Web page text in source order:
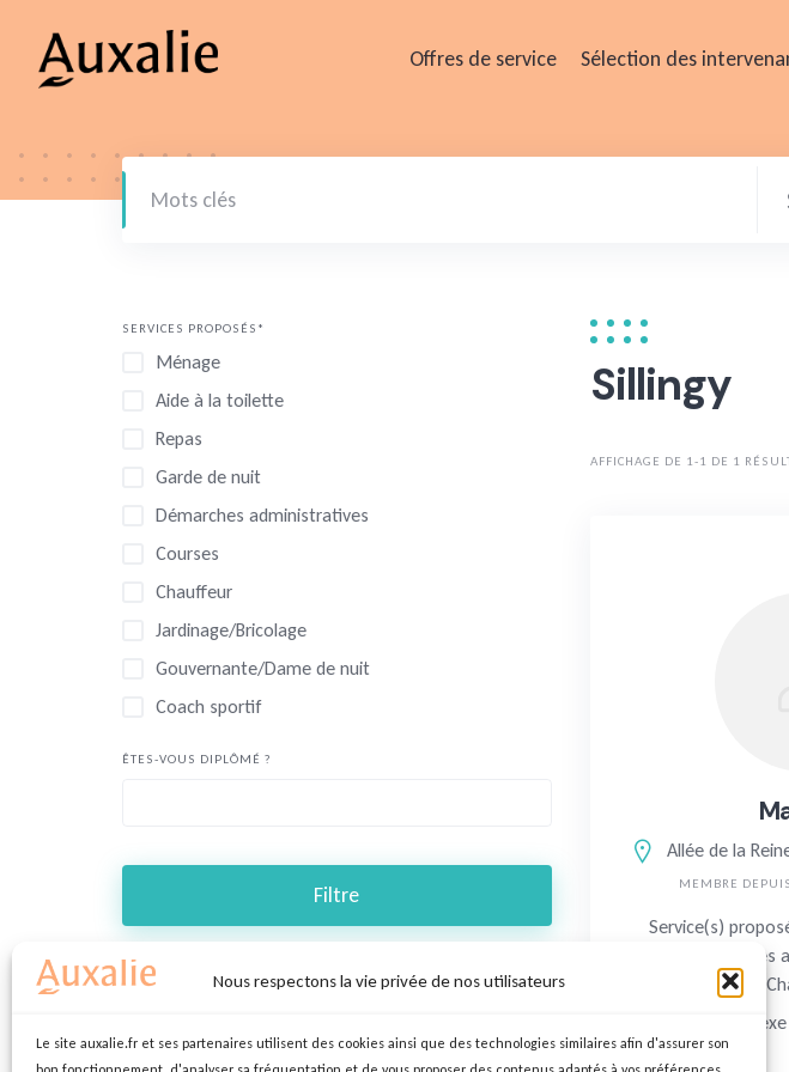
Nous respectons la vie privée de nos utilisateurs
Le site auxalie.fr et ses partenaires utilisent des cookies ainsi que des technologies similaires afin d'assurer son
content
Offres de service Sélection des
SERVICES PROPOSÉS*
Ménage
Aide à la toilette
Repas
Garde de nuit
Démarches administratives
Courses
Chauffeur
Jardinage/Bricolage
Gouvernante/Dame de nuit
Coach sportif
ÊTES-VOUS DIPLÔMÉ ?
Filtre
Sillingy
AFFICHAGE DE 1-1 DE 1
MEMBRE
Service(s)
Repas,